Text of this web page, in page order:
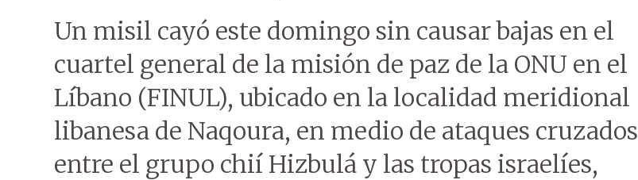
Un misil cayó este domingo sin causar bajas en el
cuartel general de la misión de paz de la ONU en el
Líbano (FINUL), ubicado en la localidad meridional
libanesa de Naqoura, en medio de ataques cruzados
entre el grupo chií Hizbulá y las tropas israelíes,